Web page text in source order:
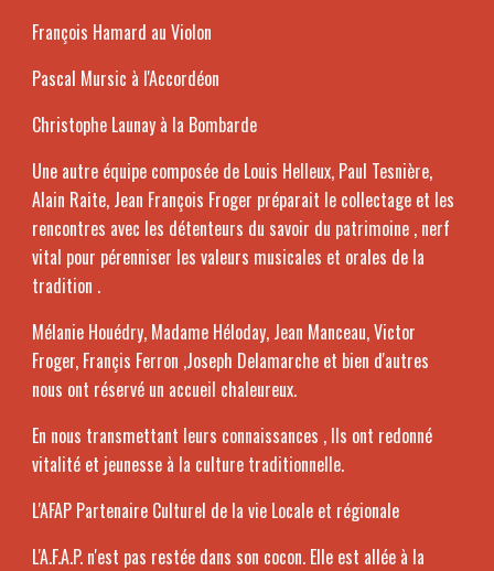
François Hamard au Violon
Pascal Mursic à l'Accordéon
Christophe Launay à la Bombarde
Une autre équipe composée de Louis Helleux, Paul Tesnière,
Alain Raite, Jean François Froger préparait le collectage et les
rencontres avec les détenteurs du savoir du patrimoine , nerf
vital pour pérenniser les valeurs musicales et orales de la
tradition .
Mélanie Houédry, Madame Héloday, Jean Manceau, Victor
Froger, Françis Ferron ,Joseph Delamarche et bien d'autres
nous ont réservé un accueil chaleureux.
En nous transmettant leurs connaissances , Ils ont redonné
vitalité et jeunesse à la culture traditionnelle.
L'AFAP Partenaire Culturel de la vie Locale et régionale
L'A.F.A.P. n'est pas restée dans son cocon. Elle est allée à la